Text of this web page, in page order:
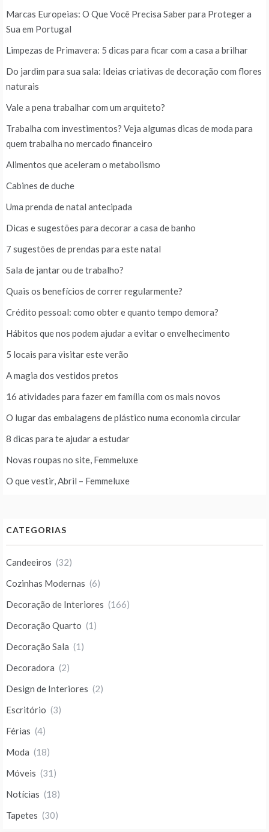
Marcas Europeias: O Que Você Precisa Saber para Proteger a
Sua em Portugal
Limpezas de Primavera: 5 dicas para ficar com a casa a brilhar
Do jardim para sua sala: Ideias criativas de decoração com flores
naturais
Vale a pena trabalhar com um arquiteto?
Trabalha com investimentos? Veja algumas dicas de moda para
quem trabalha no mercado financeiro
Alimentos que aceleram o metabolismo
Cabines de duche
Uma prenda de natal antecipada
Dicas e sugestões para decorar a casa de banho
7 sugestões de prendas para este natal
Sala de jantar ou de trabalho?
Quais os benefícios de correr regularmente?
Crédito pessoal: como obter e quanto tempo demora?
Hábitos que nos podem ajudar a evitar o envelhecimento
5 locais para visitar este verão
A magia dos vestidos pretos
16 atividades para fazer em família com os mais novos
O lugar das embalagens de plástico numa economia circular
8 dicas para te ajudar a estudar
Novas roupas no site, Femmeluxe
O que vestir, Abril – Femmeluxe
CATEGORIAS
Candeeiros (32)
Cozinhas Modernas (6)
Decoração de Interiores (166)
Decoração Quarto (1)
Decoração Sala (1)
Decoradora (2)
Design de Interiores (2)
Escritório (3)
Férias (4)
Moda (18)
Móveis (31)
Notícias (18)
Tapetes (30)